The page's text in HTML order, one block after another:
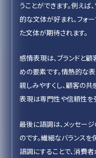
うことができます。例えば
的な文体が好まれ、フォ
た文体が期待されます。
感情表現は、ブランドと
めの要素です。情熱的な
親しみやすくし、顧客の
表現は専門性や信頼性を
最後に語調は、メッセー
のです。繊細なバランス
語調にすることで、消費